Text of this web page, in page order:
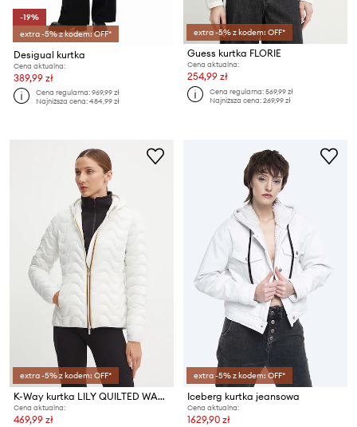
-19%
extra -5% z kodem: OFF*
Desigual kurtka
Cena aktualna:
389,99 zł
Cena regularna:969,99 zł
Najniższa cena:484,99 zł
extra -5% z kodem: OFF*
Guess kurtka FLORIE
Cena aktualna:
254,99 zł
Cena regularna:569,99 zł
Najniższa cena:269,99 zł
extra -5% z kodem: OFF*
K-Way kurtka LILY QUILTED WARM
Cena aktualna:
469,99 zł
extra -5% z kodem: OFF*
Iceberg kurtka jeansowa
Cena aktualna:
1629,90 zł